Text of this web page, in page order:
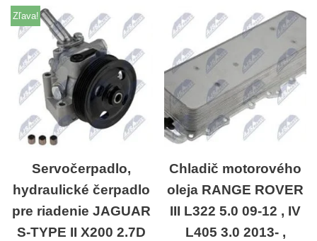
Zľava!
Servočerpadlo,
hydraulické čerpadlo
pre riadenie JAGUAR
S-TYPE II X200 2.7D
Chladič motorového
oleja RANGE ROVER
III L322 5.0 09-12 , IV
L405 3.0 2013- ,